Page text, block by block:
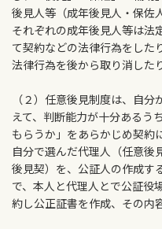
後見人等（成年後見人・保佐
それぞれの成年後見人等は法
て契約などの法律行為をした
法律行為を後から取り消した
（２）任意後見制度は、自
えて、判断能力が十分あるう
もらうか」をあらかじめ契約
自分で選んだ代理人（任意後
後見契）を、公証人の作成す
で、本人と代理人とで公証役
約し公正証書を作成、その内